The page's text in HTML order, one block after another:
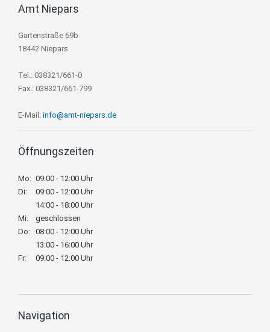
Amt Niepars
Gartenstraße 69b
18442 Niepars
Tel.: 038321/661-0
Fax.: 038321/661-799
E-Mail: info@amt-niepars.de
Öffnungszeiten
Mo: 09:00 - 12:00 Uhr
Di:
09:00 - 12:00 Uhr
14:00 - 18:00 Uhr
Mi:
geschlossen
Do: 08:00 - 12:00 Uhr
13:00 - 16:00 Uhr
Fr:
09:00 - 12:00 Uhr
Navigation